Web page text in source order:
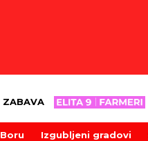
ZABAVA
Izgubljeni gradovi